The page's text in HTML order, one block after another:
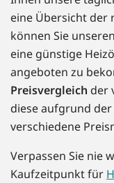
eine Übersicht der
können Sie unseren
eine günstige
angeboten zu
Preisvergleich der
diese aufgrund
verschiedene
Verpassen Sie nie
Kaufzeitpunkt für